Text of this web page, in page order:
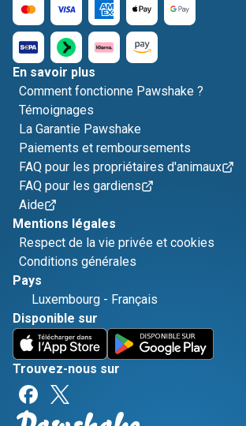
En savoir plus
Comment fonctionne Pawshake ?
Témoignages
La Garantie Pawshake
Paiements et remboursements
FAQ pour les propriétaires d'animaux
FAQ pour les gardiens
Aide
Mentions légales
Respect de la vie privée et cookies
Conditions générales
Pays
Luxembourg - Français
Disponible sur
Trouvez-nous sur